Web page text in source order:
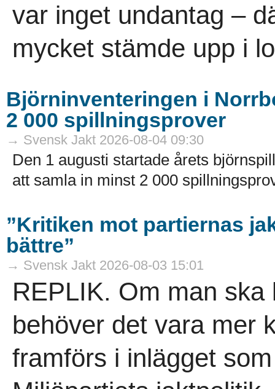
var inget undantag –
mycket stämde upp i
Björninventeringen i
2 000 spillningsprover
→ Svensk Jakt 2026-08-04 09:30
Den 1 augusti startade årets
att samla in minst 2 000
”Kritiken mot partiernas
bättre”
→ Svensk Jakt 2026-08-03 15:01
REPLIK. Om man
behöver det vara mer
framförs i inlägget